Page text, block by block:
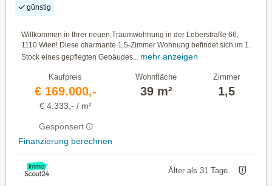
günstig
Willkommen in Ihrer neuen Traumwohnung in der Leberstraße 66,
1110 Wien! Diese charmante 1,5-Zimmer Wohnung befindet sich im 1.
Stock eines gepflegten Gebäudes... mehr anzeigen
Kaufpreis
€ 169.000,-
€ 4.333,- / m²
Gesponsert
Finanzierung berechnen
Wohnfläche
39 m²
Zimmer
1,5
Älter als 31 Tage